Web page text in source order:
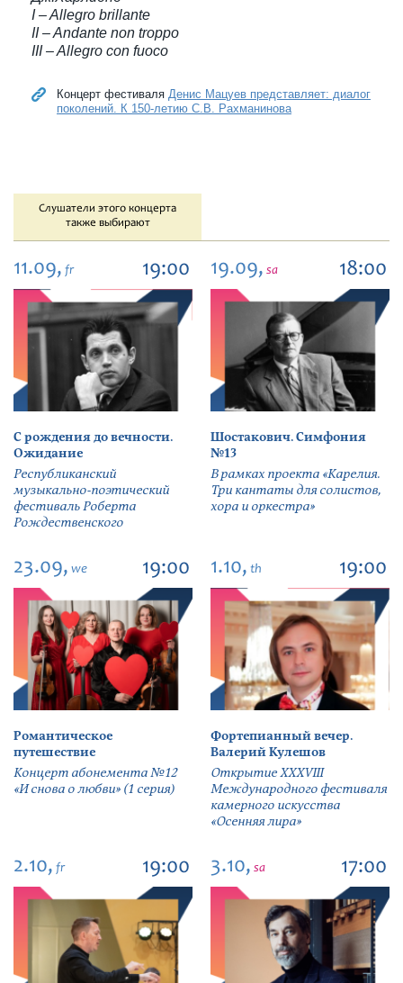
I – Allegro brillante
II – Andante non troppo
III – Allegro con fuoco
Концерт фестиваля Денис Мацуев представляет: диалог
поколений. К 150-летию С.В. Рахманинова
Слушатели этого концерта
также выбирают
11.09, fr 19:00
С рождения до вечности.
Ожидание
Республиканский
музыкально-поэтический
фестиваль Роберта
Рождественского
19.09, sa 18:00
Шостакович. Симфония
№13
В рамках проекта «Карелия.
Три кантаты для солистов,
хора и оркестра»
23.09, we 19:00
Романтическое
путешествие
Концерт абонемента №12
«И снова о любви» (1 серия)
1.10, th 19:00
Фортепианный вечер.
Валерий Кулешов
Открытие ХХХVIII
Международного фестиваля
камерного искусства
«Осенняя лира»
2.10, fr 19:00 3.10, sa 17:00